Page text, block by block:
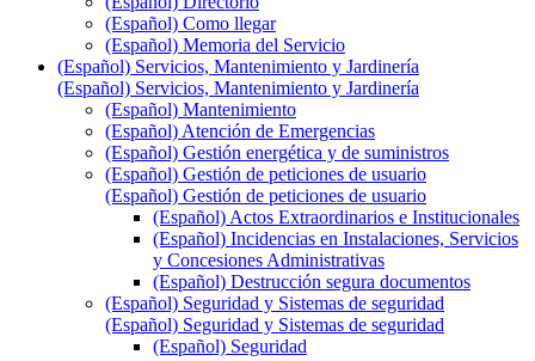
(Español) Como llegar
(Español) Memoria del Servicio
(Español) Servicios, Mantenimiento y Jardinería
(Español) Servicios, Mantenimiento y Jardinería
(Español) Mantenimiento
(Español) Atención de Emergencias
(Español) Gestión energética y de suministros
(Español) Gestión de peticiones de usuario
(Español) Gestión de peticiones de usuario
(Español) Actos Extraordinarios e Institucionales
(Español) Incidencias en Instalaciones, Servicios
y Concesiones Administrativas
(Español) Destrucción segura documentos
(Español) Seguridad y Sistemas de seguridad
(Español) Seguridad y Sistemas de seguridad
(Español) Seguridad